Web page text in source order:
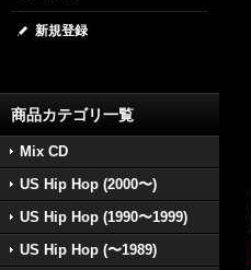
新規登録
商品カテゴリ一覧
Mix CD
US Hip Hop (2000〜)
US Hip Hop (1990〜1999)
US Hip Hop (〜1989)